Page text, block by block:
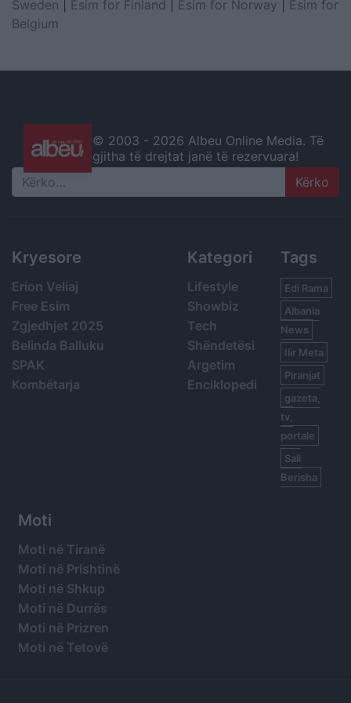
Sweden
Esim for Finland Esim for Norway
Esim for
Belgium
© 2003 - 2026 Albeu Online Media. Të
gjitha të drejtat janë të rezervuara!
Search
Kryesore
Erion Veliaj
Free Esim
Zgjedhjet 2025
Belinda Balluku
SPAK
Kombëtarja
Kategori
Lifestyle
Showbiz
Tech
Shëndetësi
Argetim
Enciklopedi
Tags
Edi Rama
Albania
News
Ilir Meta
Piranjat
gazeta,
tv,
portale
Sali
Berisha
Moti
Moti në Tiranë
Moti në Prishtinë
Moti në Shkup
Moti në Durrës
Moti në Prizren
Moti në Tetovë